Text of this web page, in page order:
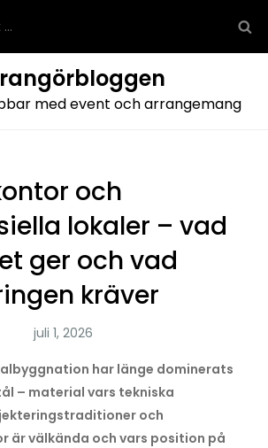
med event och arrangemang
och
lokaler – vad
ger och vad
kräver
har länge dominerats
– material vars tekniska
och
är välkända och vars position på